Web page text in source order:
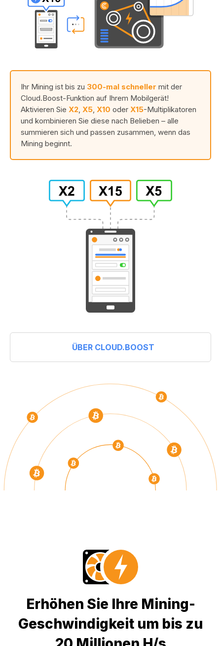
Ihr Mining ist bis zu 300-mal schneller mit der
Cloud.Boost-Funktion auf Ihrem Mobilgerät!
Aktivieren Sie X2 X5 X10 oder X15-Multiplikatoren
und kombinieren Sie diese nach Belieben – alle
summieren sich und passen zusammen, wenn das
Mining beginnt.
ÜBER CLOUD.BOOST
Erhöhen Sie Ihre Mining-
Geschwindigkeit um bis zu